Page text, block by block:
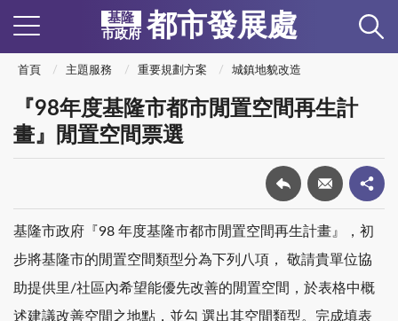
基隆
市政府 都市發展處
首頁 主題服務 重要規劃方案 城鎮地貌改造
『98年度基隆市都市閒置空間再生計
畫』閒置空間票選
基隆市政府『98 年度基隆市都市閒置空間再生計畫』，初
步將基隆市的閒置空間類型分為下列八項， 敬請貴單位協
助提供里/社區內希望能優先改善的閒置空間，於表格中概
述建議改善空間之地點，並勾 選出其空間類型。完成填表